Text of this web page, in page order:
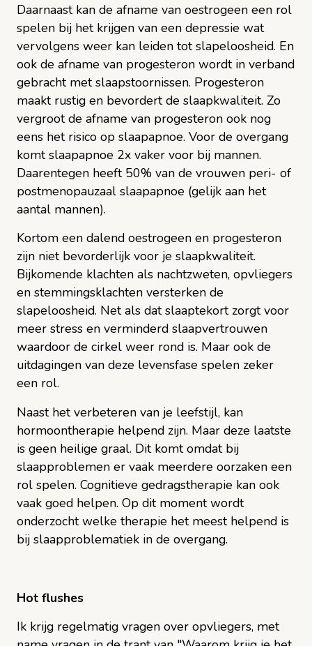
Daarnaast kan de afname van oestrogeen een rol
spelen bij het krijgen van een depressie wat
vervolgens weer kan leiden tot slapeloosheid. En
ook de afname van progesteron wordt in verband
gebracht met slaapstoornissen. Progesteron
maakt rustig en bevordert de slaapkwaliteit. Zo
vergroot de afname van progesteron ook nog
eens het risico op slaapapnoe. Voor de overgang
komt slaapapnoe 2x vaker voor bij mannen.
Daarentegen heeft 50% van de vrouwen peri- of
postmenopauzaal slaapapnoe (gelijk aan het
aantal mannen).
Kortom een dalend oestrogeen en progesteron
zijn niet bevorderlijk voor je slaapkwaliteit.
Bijkomende klachten als nachtzweten, opvliegers
en stemmingsklachten versterken de
slapeloosheid. Net als dat slaaptekort zorgt voor
meer stress en verminderd slaapvertrouwen
waardoor de cirkel weer rond is. Maar ook de
uitdagingen van deze levensfase spelen zeker
een rol.
Naast het verbeteren van je leefstijl, kan
hormoontherapie helpend zijn. Maar deze laatste
is geen heilige graal. Dit komt omdat bij
slaapproblemen er vaak meerdere oorzaken een
rol spelen. Cognitieve gedragstherapie kan ook
vaak goed helpen. Op dit moment wordt
onderzocht welke therapie het meest helpend is
bij slaapproblematiek in de overgang.
Hot flushes
Ik krijg regelmatig vragen over opvliegers, met